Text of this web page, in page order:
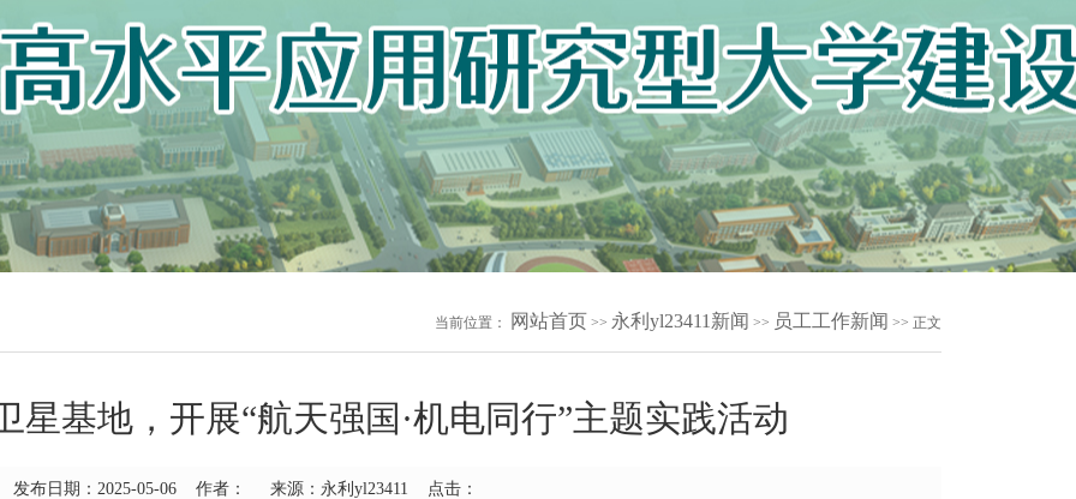
当前位置： 网站首页 >> 永利yl23411新闻 >> 员工工作新闻 >> 正文
星基地，开展“航天强国·机电同行”主题实践活动
发布日期：2025-05-06 作者： 来源：永利yl23411 点击：